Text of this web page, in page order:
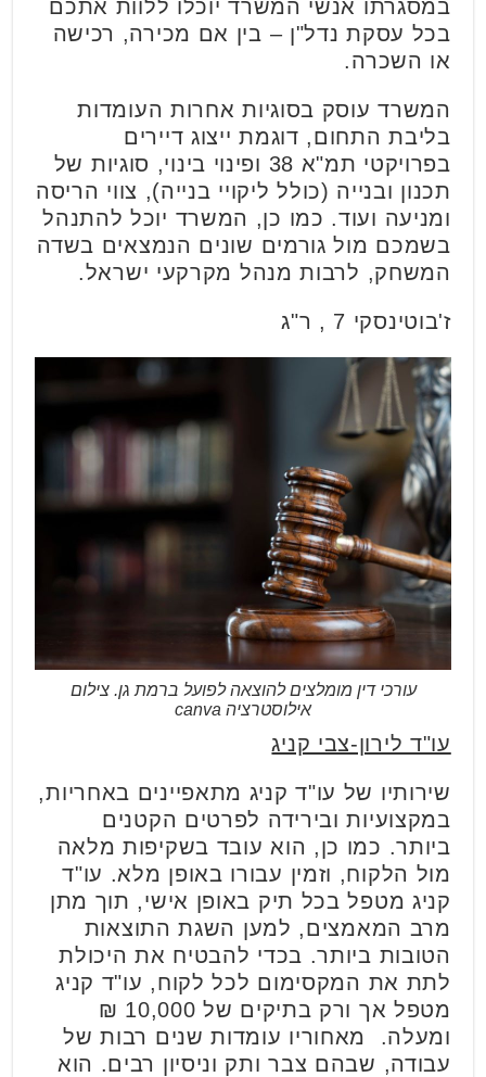
במסגרתו אנשי המשרד יוכלו ללוות אתכם
בכל עסקת נדל"ן – בין אם מכירה, רכישה
או השכרה.
המשרד עוסק בסוגיות אחרות העומדות
בליבת התחום, דוגמת ייצוג דיירים
בפרויקטי תמ"א 38 ופינוי בינוי, סוגיות של
תכנון ובנייה (כולל ליקויי בנייה), צווי הריסה
ומניעה ועוד. כמו כן, המשרד יוכל להתנהל
בשמכם מול גורמים שונים הנמצאים בשדה
המשחק, לרבות מנהל מקרקעי ישראל.
ז'בוטינסקי 7 , ר"ג
עורכי דין מומלצים להוצאה לפועל ברמת גן. צילום
אילוסטרציה canva
עו"ד לירון-צבי קניג
שירותיו של עו"ד קניג מתאפיינים באחריות,
במקצועיות ובירידה לפרטים הקטנים
ביותר. כמו כן, הוא עובד בשקיפות מלאה
מול הלקוח, וזמין עבורו באופן מלא. עו"ד
קניג מטפל בכל תיק באופן אישי, תוך מתן
מרב המאמצים, למען השגת התוצאות
הטובות ביותר. בכדי להבטיח את היכולת
לתת את המקסימום לכל לקוח, עו"ד קניג
מטפל אך ורק בתיקים של 10,000 ₪
ומעלה. מאחוריו עומדות שנים רבות של
עבודה, שבהם צבר ותק וניסיון רבים. הוא